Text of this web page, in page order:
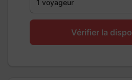
1 voyageur
Vérifier la